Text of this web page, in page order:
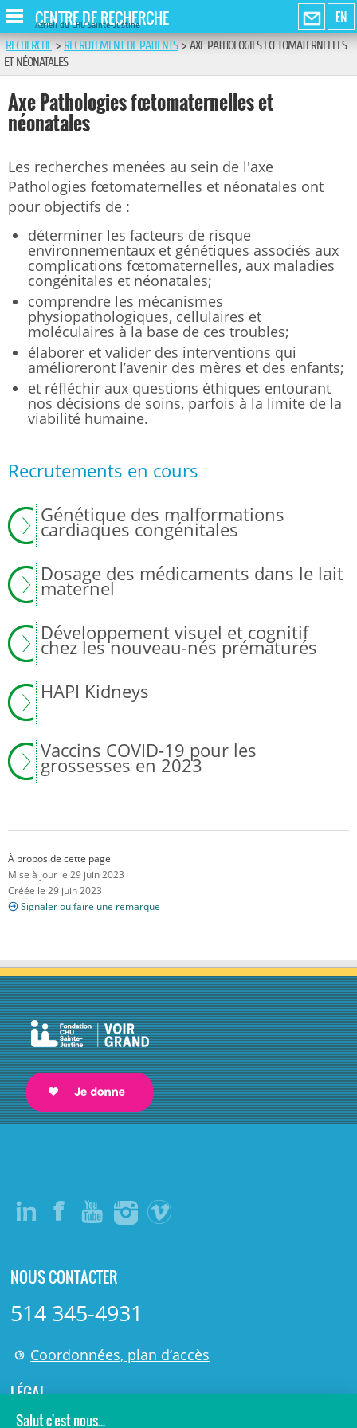
EN
CENTRE DE RECHERCHE
Azrieli du CHU Sainte-Justine
RECHERCHE>RECRUTEMENT DE PATIENTS>AXE PATHOLOGIES FŒTOMATERNELLES
ET NÉONATALES
Axe Pathologies fœtomaternelles et
néonatales
Les recherches menées au sein de l'axe
Pathologies fœtomaternelles et néonatales ont
pour objectifs de :
déterminer les facteurs de risque
environnementaux et génétiques associés aux
complications fœtomaternelles, aux maladies
congénitales et néonatales;
comprendre les mécanismes
physiopathologiques, cellulaires et
moléculaires à la base de ces troubles;
élaborer et valider des interventions qui
amélioreront l’avenir des mères et des enfants;
et réfléchir aux questions éthiques entourant
nos décisions de soins, parfois à la limite de la
viabilité humaine.
Recrutements en cours
Génétique des malformations
cardiaques congénitales
Dosage des médicaments dans le lait
maternel
Développement visuel et cognitif
chez les nouveau-nés prématurés
HAPI Kidneys
Vaccins COVID-19 pour les
grossesses en 2023
À propos de cette page
Mise à jour le 29 juin 2023
Créée le 29 juin 2023
Signaler ou faire une remarque
NOUS CONTACTER
514 345-4931
Coordonnées, plan d’accès
LÉGAL
© 2006-2026Centre de recherche Azrieli du CHU Sainte-